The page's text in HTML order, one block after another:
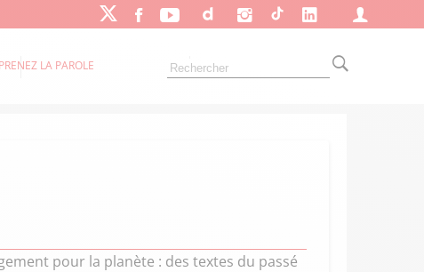
PRENEZ LA PAROLE
pour la planète : des textes du passé